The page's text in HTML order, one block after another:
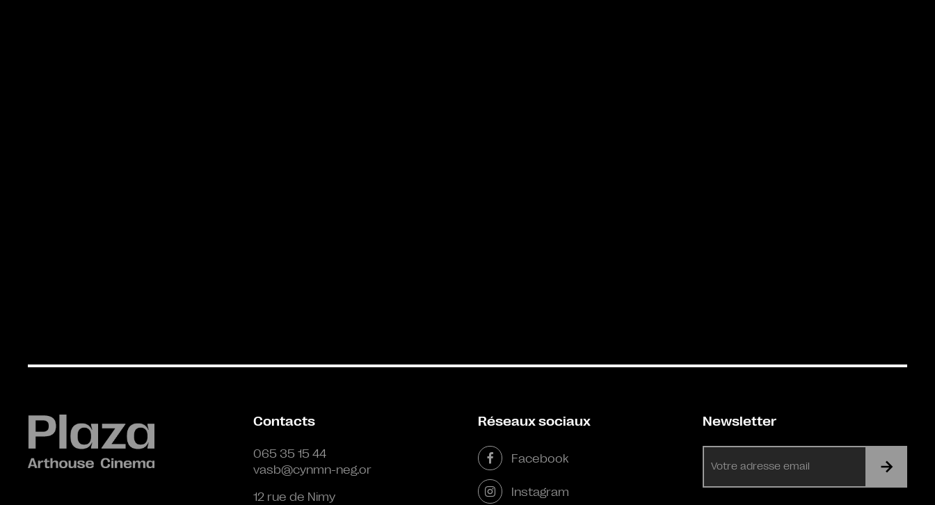
Contacts
065 35 15 44
vasb@cynmn-neg.or
12 rue de Nimy
Réseaux sociaux
Facebook
Instagram
Newsletter
mail